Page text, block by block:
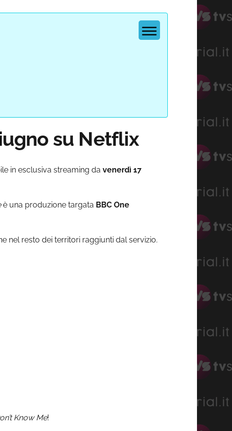
su Netflix
in esclusiva streaming da venerdì 17
è una produzione targata BBC One
nel resto dei territori raggiunti dal servizio.
Know Me!